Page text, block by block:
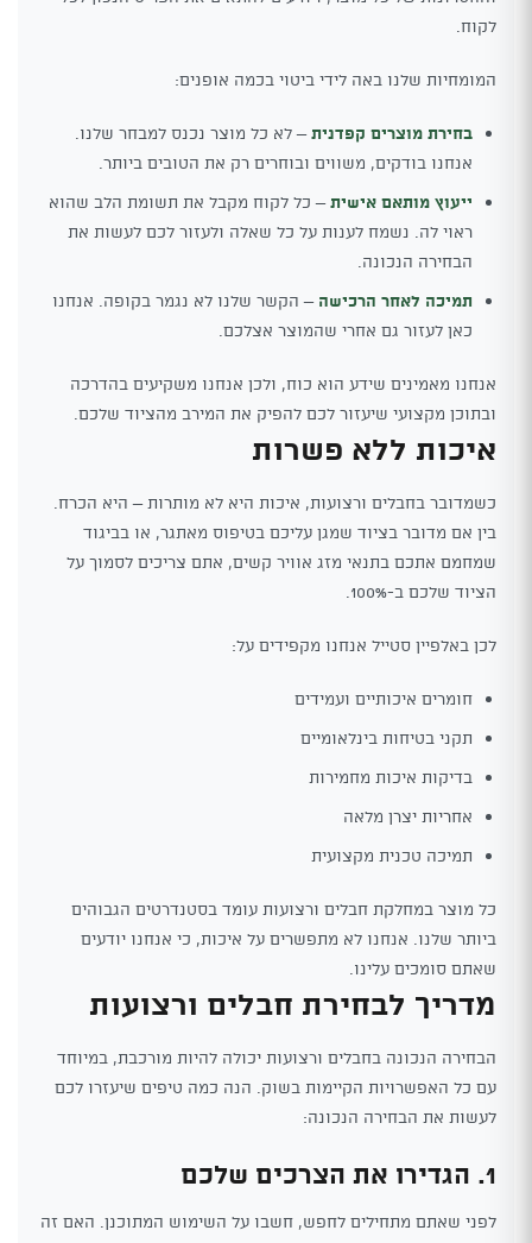
לקוח.
המומחיות שלנו באה לידי ביטוי בכמה אופנים:
בחירת מוצרים קפדנית– לא כל מוצר נכנס למבחר שלנו.
אנחנו בודקים, משווים ובוחרים רק את הטובים ביותר.
ייעוץ מותאם אישית– כל לקוח מקבל את תשומת הלב שהוא
ראוי לה. נשמח לענות על כל שאלה ולעזור לכם לעשות את
הבחירה הנכונה.
תמיכה לאחר הרכישה – הקשר שלנו לא נגמר בקופה. אנחנו
כאן לעזור גם אחרי שהמוצר אצלכם.
אנחנו מאמינים שידע הוא כוח, ולכן אנחנו משקיעים בהדרכה
ובתוכן מקצועי שיעזור לכם להפיק את המירב מהציוד שלכם.
איכות ללא פשרות
כשמדובר בחבלים ורצועות, איכות היא לא מותרות – היא הכרח.
בין אם מדובר בציוד שמגן עליכם בטיפוס מאתגר, או בביגוד
שמחמם אתכם בתנאי מזג אוויר קשים, אתם צריכים לסמוך על
הציוד שלכם ב-100%.
לכן באלפיין סטייל אנחנו מקפידים על:
חומרים איכותיים ועמידים
תקני בטיחות בינלאומיים
בדיקות איכות מחמירות
אחריות יצרן מלאה
תמיכה טכנית מקצועית
כל מוצר במחלקת חבלים ורצועות עומד בסטנדרטים הגבוהים
ביותר שלנו. אנחנו לא מתפשרים על איכות, כי אנחנו יודעים
שאתם סומכים עלינו.
מדריך לבחירת חבלים ורצועות
הבחירה הנכונה בחבלים ורצועות יכולה להיות מורכבת, במיוחד
עם כל האפשרויות הקיימות בשוק. הנה כמה טיפים שיעזרו לכם
לעשות את הבחירה הנכונה:
1. הגדירו את הצרכים שלכם
לפני שאתם מתחילים לחפש, חשבו על השימוש המתוכנן. האם זה